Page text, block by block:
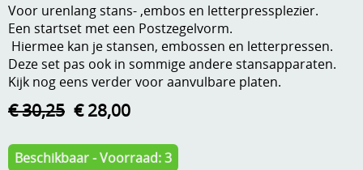
Dies om te stansen
DVD-CD
Embossen
Handige extra's
Hechtingsmaterialen
Info
Anders creatief
Voor urenlang stans- ,embos en letterpressplezier.
Een startset met een Postzegelvorm.
Hiermee kan je stansen, embossen en letterpressen.
Deze set pas ook in sommige andere stansapparaten.
Kijk nog eens verder voor aanvulbare platen.
€ 30,25 € 28,00
Beschikbaar - Voorraad: 3